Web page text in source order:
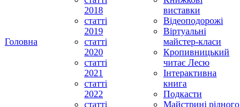
Головна
2018
статті
2019
статті
2020
статті
2021
статті
2022
статті
виставки
Відеоподорожі
Віртуальні
майстер-класи
Кропивницький
читає Лесю
Інтерактивна
книга
Подкасти
Майстрині рідного